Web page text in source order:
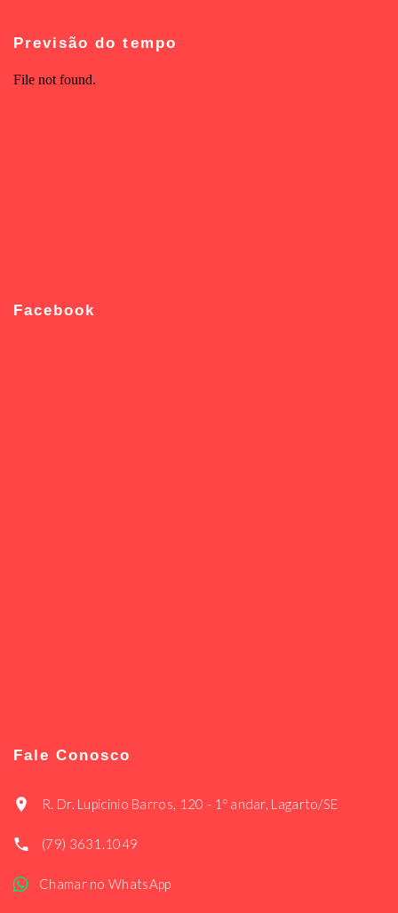
Previsão do tempo
Facebook
Fale Conosco
R. Dr. Lupicinio Barros, 120 - 1º andar, Lagarto/SE
(79) 3631.1049
Chamar no WhatsApp